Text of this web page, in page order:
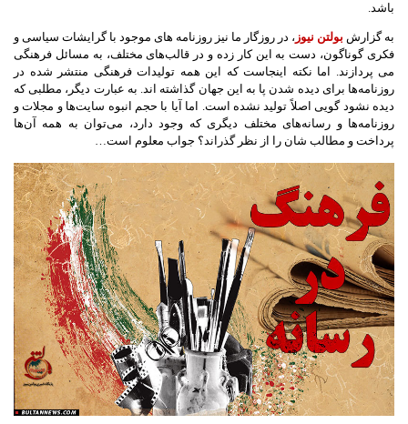
باشد.
به گزارش بولتن نیوز ، در روزگار ما نیز روزنامه های موجود با گرایشات سیاسی و
فکری گوناگون، دست به این کار زده و در قالب‌های مختلف، به مسائل فرهنگی
می پردازند. اما نکته اینجاست که این همه تولیدات فرهنگی منتشر شده در
روزنامه‌ها برای دیده شدن پا به این جهان گذاشته اند. به عبارت دیگر، مطلبی که
دیده نشود گویی اصلاً تولید نشده است. اما آیا با حجم انبوه سایت‌ها و مجلات و
روزنامه‌ها و رسانه‌های مختلف دیگری که وجود دارد، می‌توان به همه آن‌ها
پرداخت و مطالب شان را از نظر گذراند؟ جواب معلوم است…